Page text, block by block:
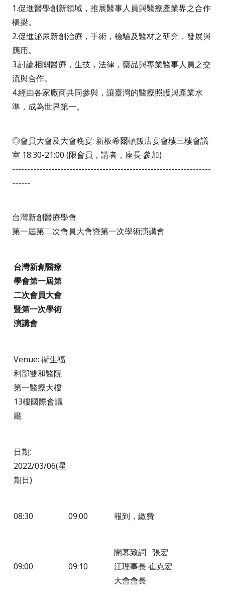
1.促進醫學創新領域，推展醫事人員與醫療產業界之合作
橋梁。
2.促進泌尿新創治療，手術，檢驗及醫材之研究，發展與
應用。
3.討論相關醫療，生技，法律，藥品與專業醫事人員之交
流與合作。
4.經由各家廠商共同參與，讓臺灣的醫療照護與產業水
準，成為世界第一。
◎會員大會及大會晚宴: 新板希爾頓飯店宴會樓三樓會議
室 18:30-21:00 (限會員，講者，座長 參加)
------------------------------------------------------------------
------
台灣新創醫療學會
第一屆第二次會員大會暨第一次學術演講會
台灣新創醫療
學會第一屆第
二次會員大會
暨第一次學術
演講會
Venue: 衛生福
利部雙和醫院
第一醫療大樓
13樓國際會議
廳
日期:
2022/03/06(星
期日)
08:30 09:00 報到，繳費
09:00 09:10
開幕致詞 張宏
江理事長 崔克宏
大會會長